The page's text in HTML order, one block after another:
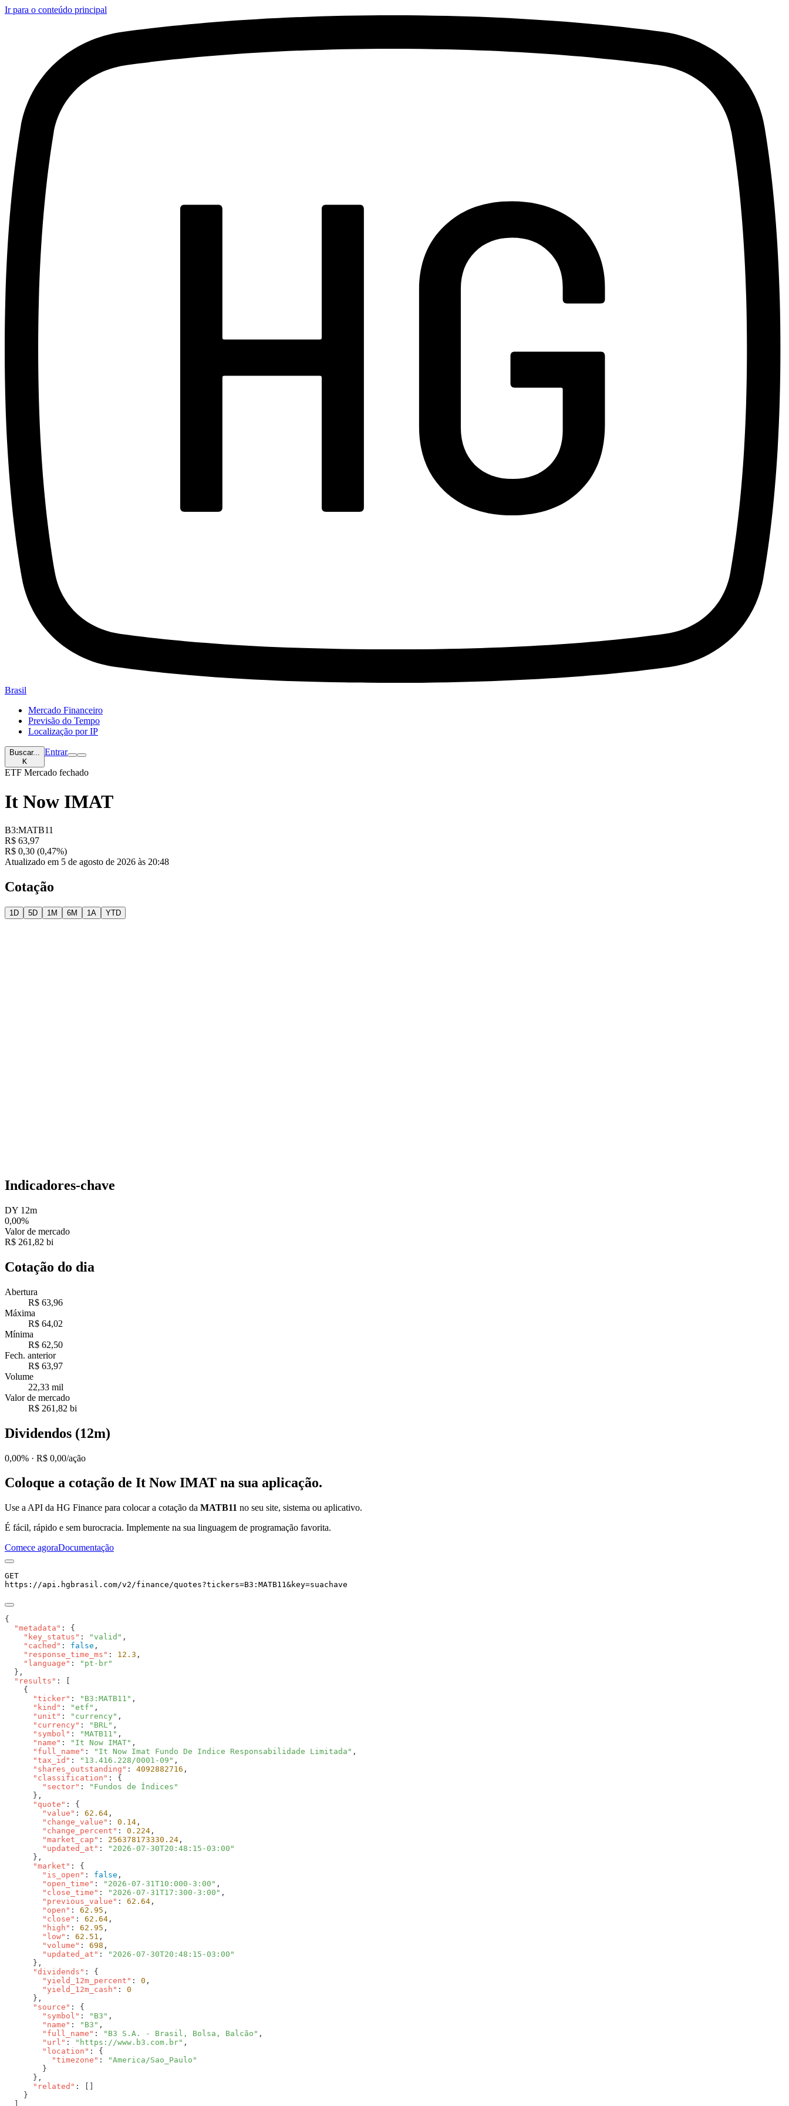
Ir para o conteúdo principal
Brasil
Mercado Financeiro
Previsão do Tempo
Localização por IP
Buscar...
K
Entrar
ETF Mercado fechado
It Now IMAT
B3:MATB11
R$ 63,97
R$ 0,30 (0,47%)
Atualizado em 5 de agosto de 2026 às 20:48
Cotação
1D 5D 1M 6M 1A YTD
Indicadores-chave
DY 12m
0,00%
Valor de mercado
R$ 261,82 bi
Cotação do dia
Abertura
R$ 63,96
Máxima
R$ 64,02
Mínima
R$ 62,50
Fech. anterior
R$ 63,97
Volume
22,33 mil
Valor de mercado
R$ 261,82 bi
Dividendos (12m)
0,00% · R$ 0,00/ação
Coloque a cotação de It Now IMAT na sua aplicação.
Use a API da HG Finance para colocar a cotação da MATB11 no seu site, sistema ou aplicativo.
É fácil, rápido e sem burocracia. Implemente na sua linguagem de programação favorita.
Comece agoraDocumentação
GET
https://api.hgbrasil.com/v2/finance/quotes?tickers=B3:MATB11&key=suachave
  "metadata"
    "key_status"
: "valid"
    "cached"
: false
    "response_time_ms"
: 12.3
    "language"
:
  "results"
      "ticker"
: "B3:MATB11"
      "kind"
: "etf"
      "unit"
: "currency"
      "currency"
: "BRL"
      "symbol"
: "MATB11"
      "name"
: "It Now IMAT"
      "full_name"
: "It Now Imat Fundo De Indice Responsabilidade Limitada"
      "tax_id"
: "13.416.228/0001-09"
      "shares_outstanding"
: 4092882716
      "classification"
        "sector"
:
      "quote"
        "value"
: 62.64
        "change_value"
: 0.14
        "change_percent"
: 0.224
        "market_cap"
: 256378173330.24
        "updated_at"
:
      "market"
        "is_open"
: false
        "open_time"
: "2026-07-31T10:000-3:00"
        "close_time"
: "2026-07-31T17:300-3:00"
        "previous_value"
: 62.64
        "open"
: 62.95
        "close"
: 62.64
        "high"
: 62.95
        "low"
: 62.51
        "volume"
: 698
        "updated_at"
:
      "dividends"
        "yield_12m_percent"
: 0
        "yield_12m_cash"
:
      "source"
        "symbol"
: "B3"
        "name"
: "B3"
        "full_name"
: "B3 S.A. - Brasil, Bolsa, Balcão"
        "url"
: "https://www.b3.com.br"
        "location"
          "timezone"
:
      "related"